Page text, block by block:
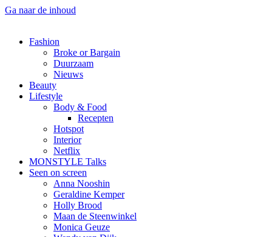
Ga naar de inhoud
Fashion
Broke or Bargain
Duurzaam
Nieuws
Beauty
Lifestyle
Body & Food
Recepten
Hotspot
Interior
Netflix
MONSTYLE Talks
Seen on screen
Anna Nooshin
Geraldine Kemper
Holly Brood
Maan de Steenwinkel
Monica Geuze